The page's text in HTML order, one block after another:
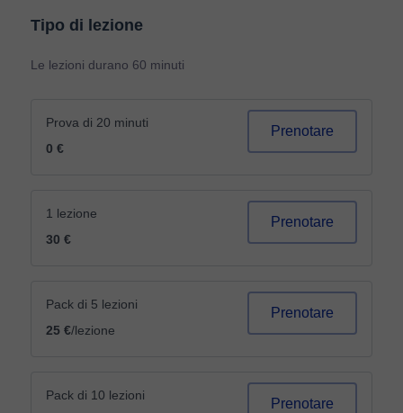
Tipo di lezione
Le lezioni durano 60 minuti
Prova di 20 minuti
0 €
Prenotare
1 lezione
30 €
Prenotare
Pack di 5 lezioni
25 €/lezione
Prenotare
Pack di 10 lezioni
Prenotare